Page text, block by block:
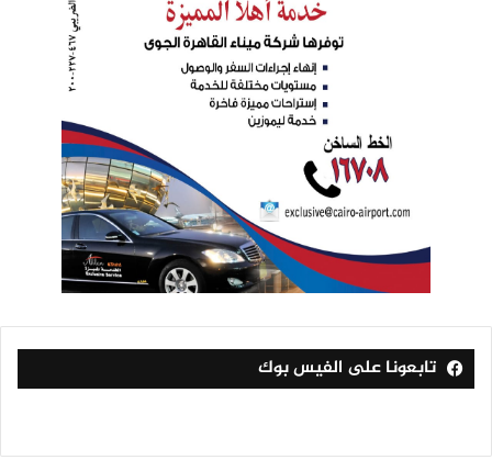
تابعونا على الفيس بوك